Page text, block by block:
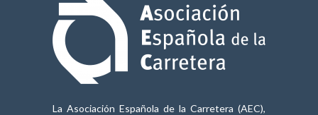
La Asociación Española de la Carretera (AEC),